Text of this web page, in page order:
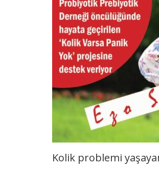
Kolik problemi